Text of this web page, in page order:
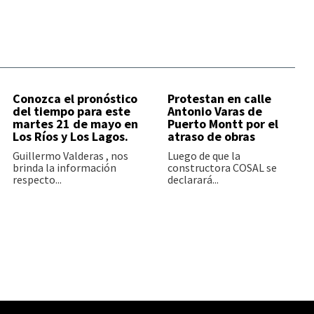
Conozca el pronóstico
del tiempo para este
martes 21 de mayo en
Los Ríos y Los Lagos.
Guillermo Valderas , nos
brinda la información
respecto...
Protestan en calle
Antonio Varas de
Puerto Montt por el
atraso de obras
Luego de que la
constructora COSAL se
declarará...